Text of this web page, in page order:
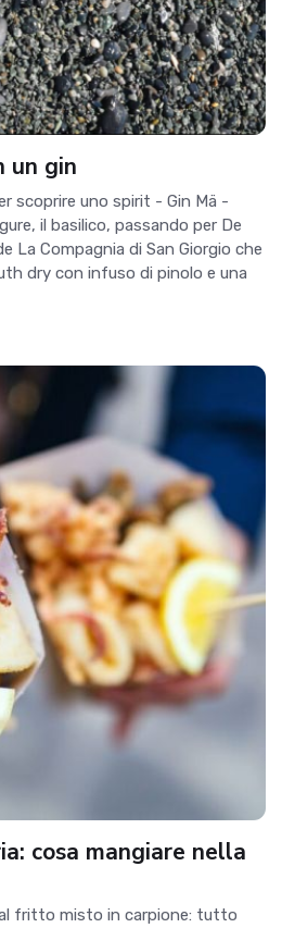
un gin
scoprire uno spirit - Gin Mä -
il basilico, passando per De
La Compagnia di San Giorgio che
dry con infuso di pinolo e una
cosa mangiare nella
fritto misto in carpione: tutto